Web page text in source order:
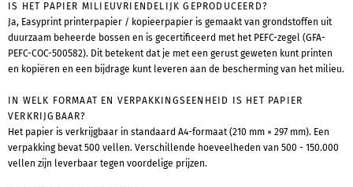
IS HET PAPIER MILIEUVRIENDELIJK GEPRODUCEERD?
Ja, Easyprint printerpapier / kopieerpapier is gemaakt van grondstoffen uit
duurzaam beheerde bossen en is gecertificeerd met het PEFC-zegel (GFA-
PEFC-COC-500582). Dit betekent dat je met een gerust geweten kunt printen
en kopiëren en een bijdrage kunt leveren aan de bescherming van het milieu.
IN WELK FORMAAT EN VERPAKKINGSEENHEID IS HET PAPIER
VERKRIJGBAAR?
Het papier is verkrijgbaar in standaard A4-formaat (210 mm × 297 mm). Een
verpakking bevat 500 vellen. Verschillende hoeveelheden van 500 - 150.000
vellen zijn leverbaar tegen voordelige prijzen.